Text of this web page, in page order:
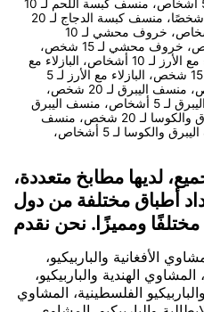
20 شخص، منسف كبسة الدجاج لـ 5 أشخاص، منسف كبسة اللحم لـ 10
أشخاص، منسف كبسة الدجاج لـ 15 شخصًا، منسف كبسة الدجاج لـ 20
شخص، منسف كبسة الدجاج لـ 5 أشخاص، خروف محشي لـ 10
أشخاص، خروف محشي لـ 20 شخص، خروف محشي لـ 15 شخص،
خروف محشي لـ 5 أشخاص، البازلاء مع الأرز لـ 10 أشخاص، البازلاء مع
الأرز لـ 20 شخص، بازلاء مع الأرز لـ 15 شخص، البازلاء مع الأرز لـ 5
أشخاص، منسف اليبرق لـ 10 أشخاص، منسف اليبرق لـ 20 شخص،
منسف اليبرق لـ 15 شخص، منسف اليبرق لـ 5 أشخاص، منسف اليبرق
والكوسا لـ 10 أشخاص، منسف اليبرق والكوسا لـ 20 شخص، منسف
اليبرق والكوسا لـ 15 شخص، منسف اليبرق والكوسا لـ 5 أشخاص،
لديها مطابخ متعددة،
أطباق مختلفة من دول
ومميزًا. نحن نقدم
الأفغانية والباربيكيو،
المشاوي الهندية والباربيكيو،
الفلسطينية، المشاوي